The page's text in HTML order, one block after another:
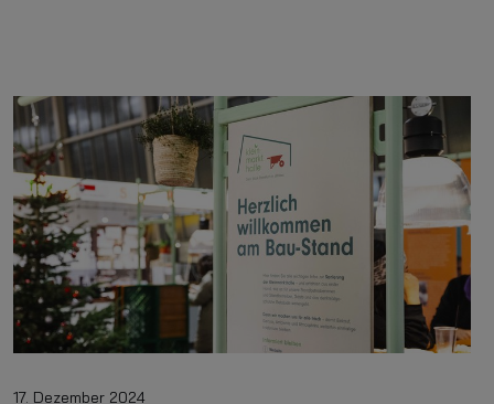
17. Dezember 2024